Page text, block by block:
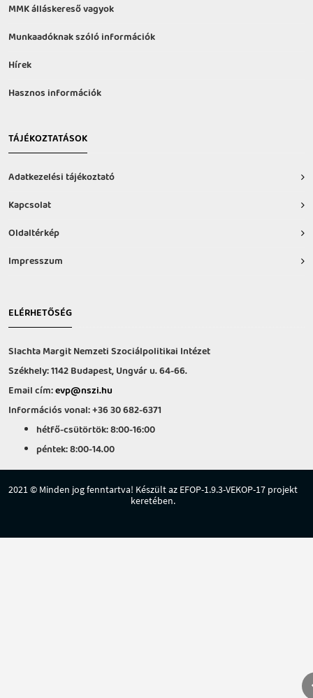
MMK álláskereső vagyok
Munkaadóknak szóló információk
Hírek
Hasznos információk
TÁJÉKOZTATÁSOK
Adatkezelési tájékoztató
Kapcsolat
Oldaltérkép
Impresszum
ELÉRHETŐSÉG
Slachta Margit Nemzeti Szociálpolitikai Intézet
Székhely: 1142 Budapest, Ungvár u. 64-66.
Email cím:evp@nszi.hu
Információs vonal: +36 30 682-6371
hétfő-csütörtök: 8:00-16:00
péntek: 8:00-14.00
2021 © Minden jog fenntartva! Készült az EFOP-1.9.3-VEKOP-17 projekt
keretében.